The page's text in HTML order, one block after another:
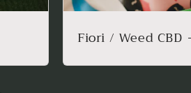
Fiori / Weed CBD